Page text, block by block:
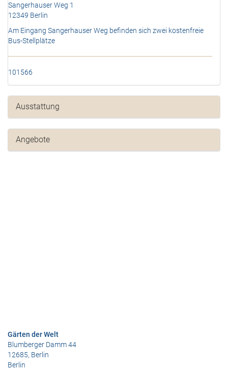
Sangerhauser Weg 1
12349 Berlin
Am Eingang Sangerhauser Weg befinden sich zwei kostenfreie
Bus-Stellplätze
101566
Ausstattung
Angebote
Gärten der Welt
Blumberger Damm 44
12685, Berlin
Berlin